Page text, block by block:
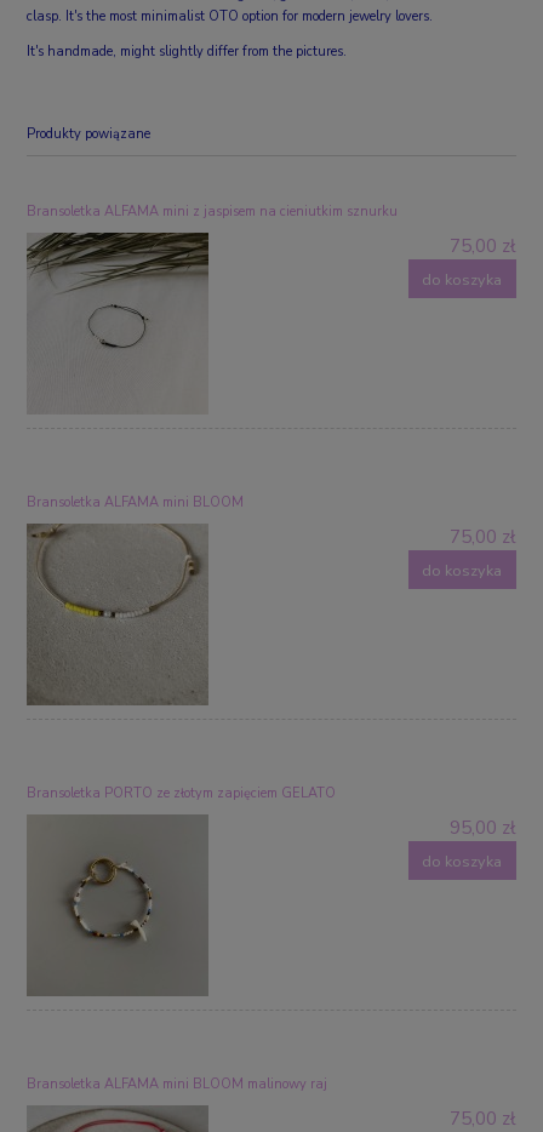
clasp. It's the most minimalist OTO option for modern jewelry lovers.
It's handmade, might slightly differ from the pictures.
Produkty powiązane
Bransoletka ALFAMA mini z jaspisem na cieniutkim sznurku
75,00 zł
do koszyka
Bransoletka ALFAMA mini BLOOM
75,00 zł
do koszyka
Bransoletka PORTO ze złotym zapięciem GELATO
95,00 zł
do koszyka
Bransoletka ALFAMA mini BLOOM malinowy raj
75,00 zł